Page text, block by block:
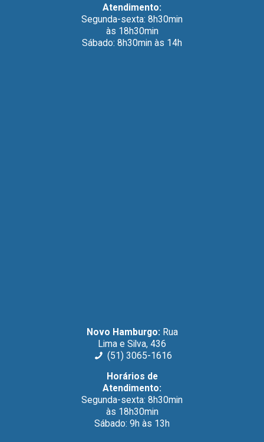
Atendimento:
Segunda-sexta: 8h30min
às 18h30min
Sábado: 8h30min às 14h
Novo Hamburgo: Rua
Lima e Silva, 436
(51) 3065-1616
Horários de
Atendimento:
Segunda-sexta: 8h30min
às 18h30min
Sábado: 9h às 13h